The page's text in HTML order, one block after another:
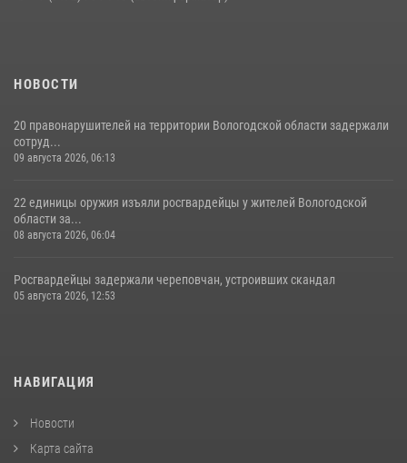
НОВОСТИ
20 правонарушителей на территории Вологодской области задержали
сотруд...
09 августа 2026, 06:13
22 единицы оружия изъяли росгвардейцы у жителей Вологодской
области за...
08 августа 2026, 06:04
Росгвардейцы задержали череповчан, устроивших скандал
05 августа 2026, 12:53
НАВИГАЦИЯ
Новости
Карта сайта